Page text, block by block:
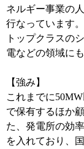
ネルギー事業の
行なっています
トップクラスの
電などの領域に
【強み】
これまでに
で保有するほか
た、発電所の効
を入れており、